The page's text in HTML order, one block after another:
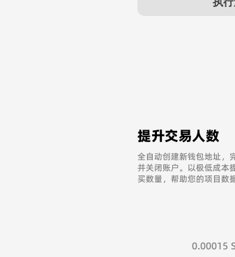
提升交易人数
全自动创建新钱包地址，
并关闭账户。以极低成本
买数量，帮助您的项目数
0.00015